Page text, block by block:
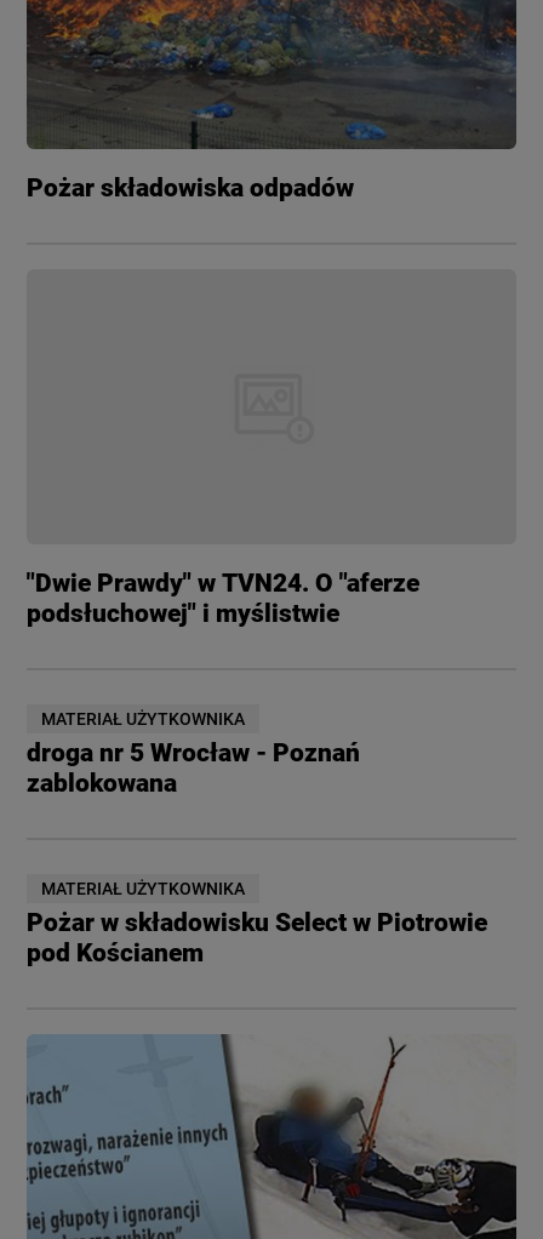
Pożar składowiska odpadów
"Dwie Prawdy" w TVN24. O "aferze
podsłuchowej" i myślistwie
MATERIAŁ UŻYTKOWNIKA
droga nr 5 Wrocław - Poznań
zablokowana
MATERIAŁ UŻYTKOWNIKA
Pożar w składowisku Select w Piotrowie
pod Kościanem